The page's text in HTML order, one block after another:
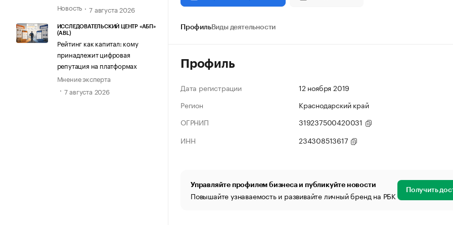
Новость
7 августа 2026
ИССЛЕДОВАТЕЛЬСКИЙ ЦЕНТР «АБП»
(ABL)
Рейтинг как капитал: кому
принадлежит цифровая
репутация на платформах
Мнение эксперта
7 августа 2026
ПрофильВиды деятельности
Профиль
Дата регистрации
12 ноября 2019
Регион
Краснодарский край
ОГРНИП
319237500420031
ИНН
234308513617
Управляйте профилем бизнеса и публикуйте новости
Повышайте узнаваемость и развивайте личный бренд на РБК Получить